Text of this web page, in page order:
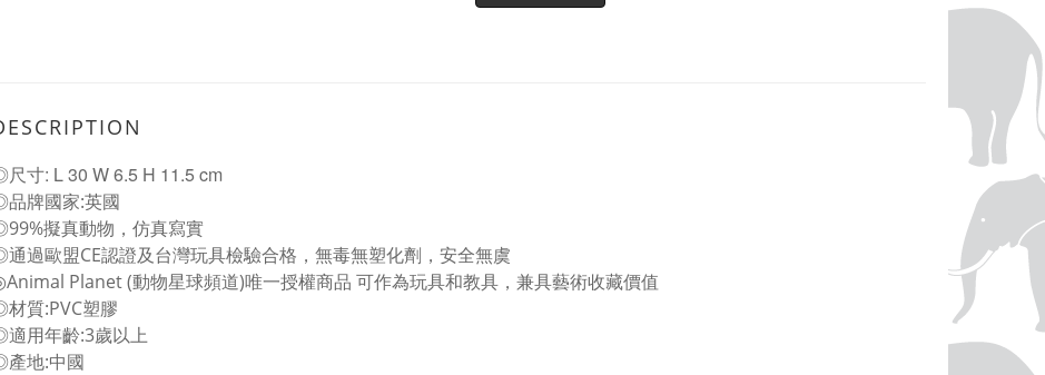
寸: L 30 W 6.5 H 11.5 cm
牌國家:英國
擬真動物，仿真寫實
過歐盟CE認證及台灣玩具檢驗合格，無毒無塑化劑，安全無虞
Planet (動物星球頻道)唯一授權商品 可作為玩具和教具，兼具藝術收藏價值
質:PVC塑膠
用年齡:3歲以上
地:中國